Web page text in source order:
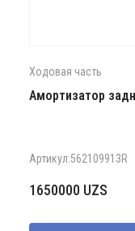
Ходовая часть
Амортизатор
Артикул:562109913R
1650000 UZS